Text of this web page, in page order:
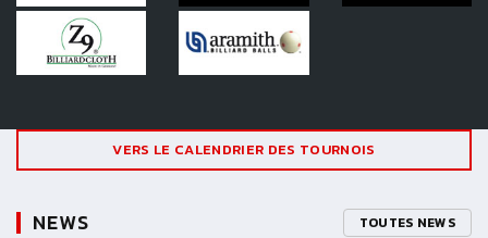
VERS LE CALENDRIER DES TOURNOIS
NEWS TOUTES NEWS